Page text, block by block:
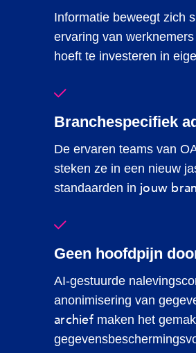
Informatie beweegt zich
ervaring van
hoeft te investeren in
Branchespecifiek
De ervaren teams van
steken ze in een nieuw
standaarden in jouw
Geen hoofdpijn
AI-gestuurde
anonimisering van
archiefmaken het